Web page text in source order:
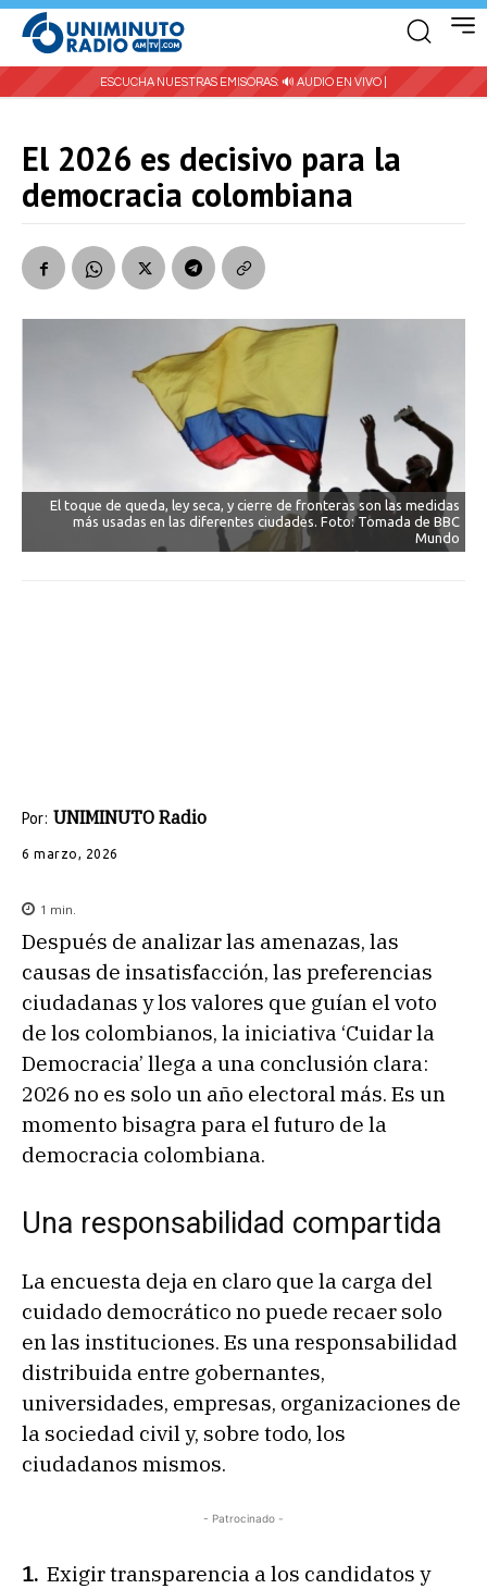
ESCUCHA NUESTRAS EMISORAS: 🔊 AUDIO EN VIVO |
El 2026 es decisivo para la
democracia colombiana
El toque de queda, ley seca, y cierre de fronteras son las medidas
más usadas en las diferentes ciudades. Foto: Tomada de BBC
Mundo
Por: UNIMINUTO Radio
6 marzo, 2026
1 min.
Después de analizar las amenazas, las
causas de insatisfacción, las preferencias
ciudadanas y los valores que guían el voto
de los colombianos, la iniciativa ‘Cuidar la
Democracia’ llega a una conclusión clara:
2026 no es solo un año electoral más. Es un
momento bisagra para el futuro de la
democracia colombiana.
Una responsabilidad compartida
La encuesta deja en claro que la carga del
cuidado democrático no puede recaer solo
en las instituciones. Es una responsabilidad
distribuida entre gobernantes,
universidades, empresas, organizaciones de
la sociedad civil y, sobre todo, los
ciudadanos mismos.
- Patrocinado -
1. Exigir transparencia a los candidatos y